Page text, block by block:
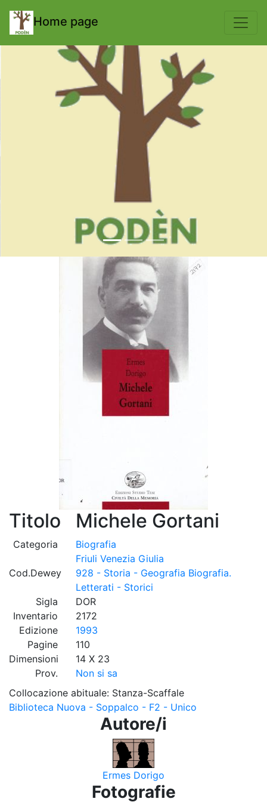
Home page
Titolo Michele Gortani
Categoria
Biografia
Friuli Venezia Giulia
Cod.Dewey
928 - Storia - Geografia Biografia.
Letterati - Storici
Sigla
DOR
Inventario
2172
Edizione
1993
Pagine
110
Dimensioni
14 X 23
Prov.
Non si sa
Collocazione abituale: Stanza-Scaffale
Biblioteca Nuova - Soppalco - F2 - Unico
Autore/i
Ermes Dorigo
Fotografie